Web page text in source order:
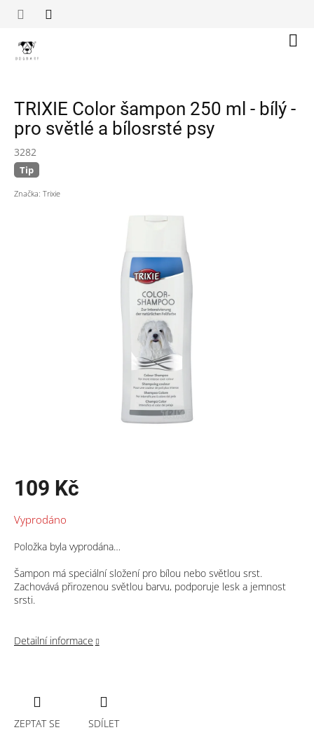
TRIXIE Color šampon 250 ml - bílý -
pro světlé a bílosrsté psy
3282
Tip
Značka: Trixie
109 Kč
cena:
Vyprodáno
Položka byla vyprodána…
Šampon má speciální složení pro bílou nebo světlou srst.
Zachovává přirozenou světlou barvu, podporuje lesk a jemnost
srsti.
Detailní informace
ZEPTAT SE SDÍLET